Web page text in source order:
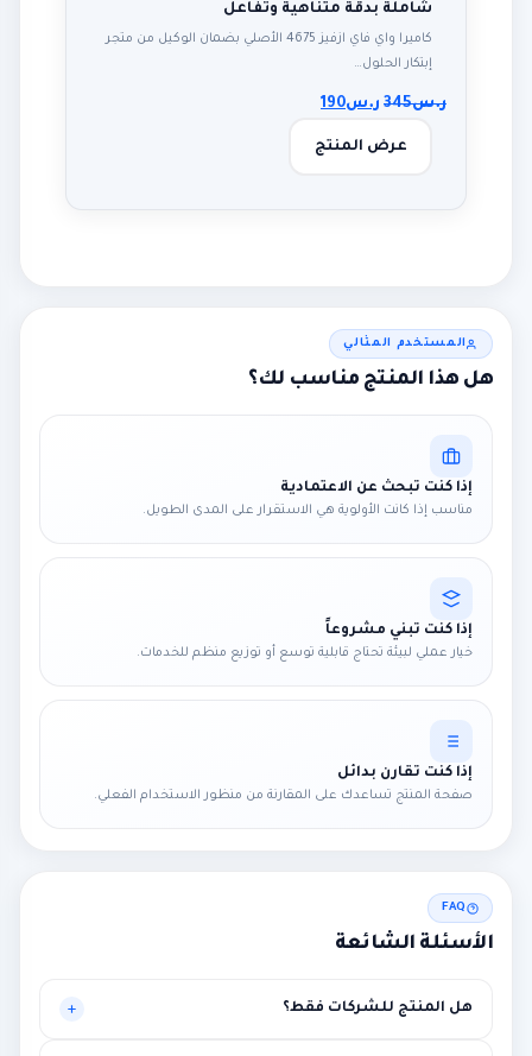
شاملة بدقة متناهية وتفاعل
كاميرا واي فاي ازفيز 4675 الأصلي بضمان الوكيل من متجر
إبتكار الحلول…
ر.س345 ر.س190
عرض المنتج
المستخدم المثالي
هل هذا المنتج مناسب لك؟
إذا كنت تبحث عن الاعتمادية
مناسب إذا كانت الأولوية هي الاستقرار على المدى الطويل.
إذا كنت تبني مشروعاً
خيار عملي لبيئة تحتاج قابلية توسع أو توزيع منظم للخدمات.
إذا كنت تقارن بدائل
صفحة المنتج تساعدك على المقارنة من منظور الاستخدام الفعلي.
FAQ
الأسئلة الشائعة
هل المنتج للشركات فقط؟